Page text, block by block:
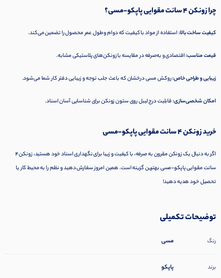
چرا زونکن 4 سانت مقوایی پاپکو-مسی؟
کیفیت ساخت بالا:استفاده از مواد با کیفیت که دوام و طول عمر محصول را تضمین می‌کند.
قیمت مناسب:اقتصادی و به‌صرفه در مقایسه با زونکن‌های پلاستیکی مشابه.
زیبایی و طراحی خاص:روکش مسی درخشان که باعث جلب توجه و زیبایی دفتر کار شما می‌شود.
امکان شخصی‌سازی:قابلیت درج لیبل روی ستون زونکن برای شناسایی آسان اسناد.
خرید زونکن 4 سانت مقوایی پاپکو-مسی
اگر به دنبال یک زونکن مقرون به صرفه، با کیفیت و زیبا برای نگهداری اسناد خود هستید، زونکن 4
سانت مقوایی پاپکو-مسی بهترین گزینه است. همین امروز سفارش دهید و نظم را به محیط کار یا
تحصیل خود هدیه دهید!
توضیحات تکمیلی
رنگ مسی
برند پاپکو